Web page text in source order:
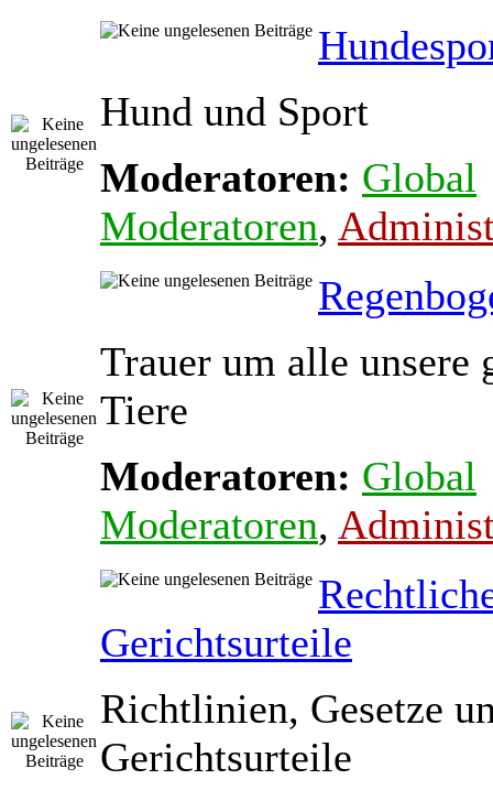
Hund und Sport
Moderatoren: Global
Moderatoren,
Trauer um alle unsere
Tiere
Moderatoren: Global
Moderatoren,
Gerichtsurteile
Richtlinien, Gesetze
Gerichtsurteile